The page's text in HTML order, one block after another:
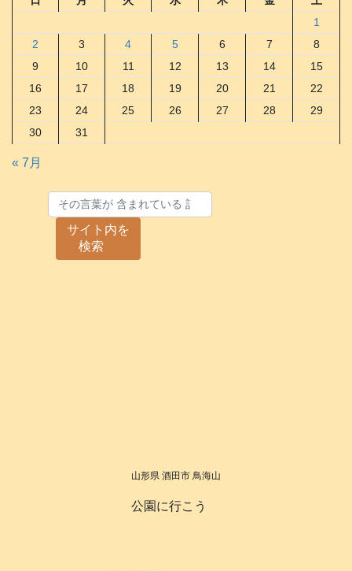
1
2
3 4 5 6 7
8
9
10 11 12 13 14
15
16
17 18 19 20 21
22
23
24 25 26 27 28
29
30
31
« 7月
サイト内を
検索
山形県 酒田市 鳥海山
公園に行こう